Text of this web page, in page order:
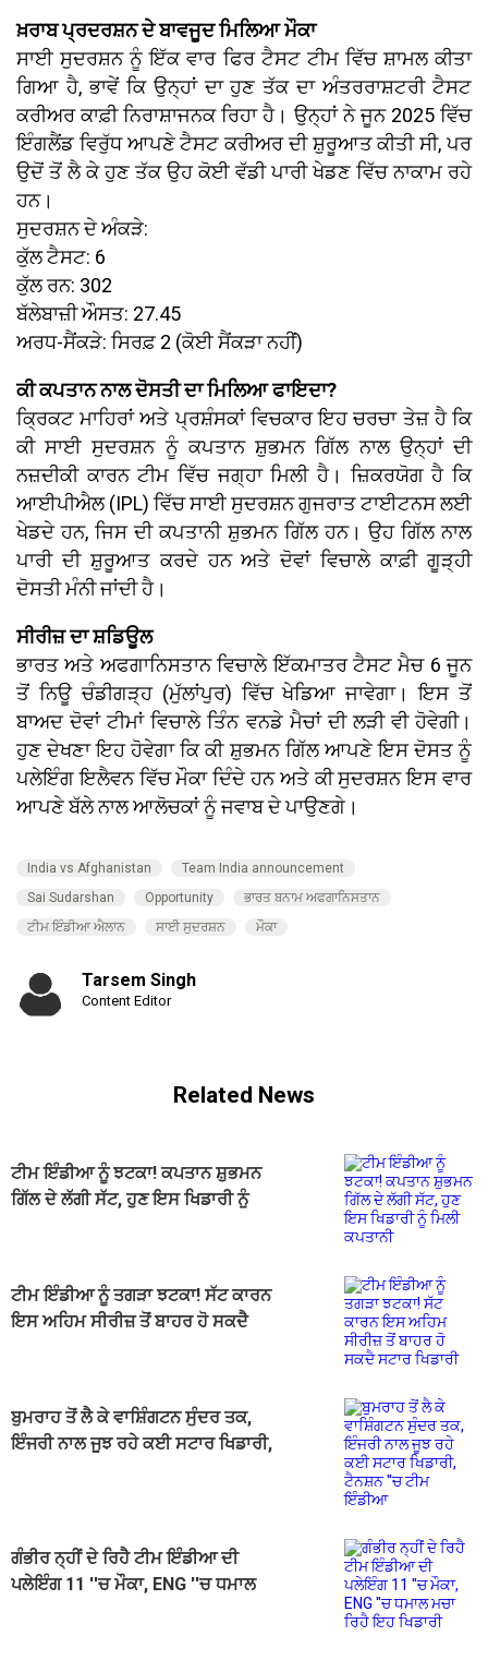
ਖ਼ਰਾਬ ਪ੍ਰਦਰਸ਼ਨ ਦੇ ਬਾਵਜੂਦ ਮਿਲਿਆ ਮੌਕਾ
ਸਾਈ ਸੁਦਰਸ਼ਨ ਨੂੰ ਇੱਕ ਵਾਰ ਫਿਰ ਟੈਸਟ ਟੀਮ ਵਿੱਚ ਸ਼ਾਮਲ ਕੀਤਾ
ਗਿਆ ਹੈ, ਭਾਵੇਂ ਕਿ ਉਨ੍ਹਾਂ ਦਾ ਹੁਣ ਤੱਕ ਦਾ ਅੰਤਰਰਾਸ਼ਟਰੀ ਟੈਸਟ
ਕਰੀਅਰ ਕਾਫ਼ੀ ਨਿਰਾਸ਼ਾਜਨਕ ਰਿਹਾ ਹੈ। ਉਨ੍ਹਾਂ ਨੇ ਜੂਨ 2025 ਵਿੱਚ
ਇੰਗਲੈਂਡ ਵਿਰੁੱਧ ਆਪਣੇ ਟੈਸਟ ਕਰੀਅਰ ਦੀ ਸ਼ੁਰੂਆਤ ਕੀਤੀ ਸੀ, ਪਰ
ਉਦੋਂ ਤੋਂ ਲੈ ਕੇ ਹੁਣ ਤੱਕ ਉਹ ਕੋਈ ਵੱਡੀ ਪਾਰੀ ਖੇਡਣ ਵਿੱਚ ਨਾਕਾਮ ਰਹੇ
ਹਨ।
ਸੁਦਰਸ਼ਨ ਦੇ ਅੰਕੜੇ:
ਕੁੱਲ ਟੈਸਟ: 6
ਕੁੱਲ ਰਨ: 302
ਬੱਲੇਬਾਜ਼ੀ ਔਸਤ: 27.45
ਅਰਧ-ਸੈਂਕੜੇ: ਸਿਰਫ਼ 2 (ਕੋਈ ਸੈਂਕੜਾ ਨਹੀਂ)
ਕੀ ਕਪਤਾਨ ਨਾਲ ਦੋਸਤੀ ਦਾ ਮਿਲਿਆ ਫਾਇਦਾ?
ਕ੍ਰਿਕਟ ਮਾਹਿਰਾਂ ਅਤੇ ਪ੍ਰਸ਼ੰਸਕਾਂ ਵਿਚਕਾਰ ਇਹ ਚਰਚਾ ਤੇਜ਼ ਹੈ ਕਿ
ਕੀ ਸਾਈ ਸੁਦਰਸ਼ਨ ਨੂੰ ਕਪਤਾਨ ਸ਼ੁਭਮਨ ਗਿੱਲ ਨਾਲ ਉਨ੍ਹਾਂ ਦੀ
ਨਜ਼ਦੀਕੀ ਕਾਰਨ ਟੀਮ ਵਿੱਚ ਜਗ੍ਹਾ ਮਿਲੀ ਹੈ। ਜ਼ਿਕਰਯੋਗ ਹੈ ਕਿ
ਆਈਪੀਐਲ (IPL) ਵਿੱਚ ਸਾਈ ਸੁਦਰਸ਼ਨ ਗੁਜਰਾਤ ਟਾਈਟਨਸ ਲਈ
ਖੇਡਦੇ ਹਨ, ਜਿਸ ਦੀ ਕਪਤਾਨੀ ਸ਼ੁਭਮਨ ਗਿੱਲ ਹਨ। ਉਹ ਗਿੱਲ ਨਾਲ
ਪਾਰੀ ਦੀ ਸ਼ੁਰੂਆਤ ਕਰਦੇ ਹਨ ਅਤੇ ਦੋਵਾਂ ਵਿਚਾਲੇ ਕਾਫ਼ੀ ਗੂੜ੍ਹੀ
ਦੋਸਤੀ ਮੰਨੀ ਜਾਂਦੀ ਹੈ।
ਸੀਰੀਜ਼ ਦਾ ਸ਼ਡਿਊਲ
ਭਾਰਤ ਅਤੇ ਅਫਗਾਨਿਸਤਾਨ ਵਿਚਾਲੇ ਇੱਕਮਾਤਰ ਟੈਸਟ ਮੈਚ 6 ਜੂਨ
ਤੋਂ ਨਿਊ ਚੰਡੀਗੜ੍ਹ (ਮੁੱਲਾਂਪੁਰ) ਵਿੱਚ ਖੇਡਿਆ ਜਾਵੇਗਾ। ਇਸ ਤੋਂ
ਬਾਅਦ ਦੋਵਾਂ ਟੀਮਾਂ ਵਿਚਾਲੇ ਤਿੰਨ ਵਨਡੇ ਮੈਚਾਂ ਦੀ ਲੜੀ ਵੀ ਹੋਵੇਗੀ।
ਹੁਣ ਦੇਖਣਾ ਇਹ ਹੋਵੇਗਾ ਕਿ ਕੀ ਸ਼ੁਭਮਨ ਗਿੱਲ ਆਪਣੇ ਇਸ ਦੋਸਤ ਨੂੰ
ਪਲੇਇੰਗ ਇਲੈਵਨ ਵਿੱਚ ਮੌਕਾ ਦਿੰਦੇ ਹਨ ਅਤੇ ਕੀ ਸੁਦਰਸ਼ਨ ਇਸ ਵਾਰ
ਆਪਣੇ ਬੱਲੇ ਨਾਲ ਆਲੋਚਕਾਂ ਨੂੰ ਜਵਾਬ ਦੇ ਪਾਉਣਗੇ।
India vs Afghanistan
Team India announcement
Sai Sudarshan
Opportunity
ਭਾਰਤ ਬਨਾਮ ਅਫਗਾਨਿਸਤਾਨ
ਟੀਮ ਇੰਡੀਆ ਐਲਾਨ
ਸਾਈ ਸੁਦਰਸ਼ਨ ਮੌਕਾ
Tarsem Singh
Content Editor
Related News
ਟੀਮ ਇੰਡੀਆ ਨੂੰ ਝਟਕਾ! ਕਪਤਾਨ ਸ਼ੁਭਮਨ
ਗਿੱਲ ਦੇ ਲੱਗੀ ਸੱਟ, ਹੁਣ ਇਸ ਖਿਡਾਰੀ ਨੂੰ
ਟੀਮ ਇੰਡੀਆ ਨੂੰ ਤਗੜਾ ਝਟਕਾ! ਸੱਟ ਕਾਰਨ
ਇਸ ਅਹਿਮ ਸੀਰੀਜ਼ ਤੋਂ ਬਾਹਰ ਹੋ ਸਕਦੈ
ਬੁਮਰਾਹ ਤੋਂ ਲੈ ਕੇ ਵਾਸ਼ਿੰਗਟਨ ਸੁੰਦਰ ਤਕ,
ਇੰਜਰੀ ਨਾਲ ਜੂਝ ਰਹੇ ਕਈ ਸਟਾਰ ਖਿਡਾਰੀ,
ਗੰਭੀਰ ਨ੍ਹੀਂ ਦੇ ਰਿਹੈ ਟੀਮ ਇੰਡੀਆ ਦੀ
ਪਲੇਇੰਗ 11 ''ਚ ਮੌਕਾ, ENG ''ਚ ਧਮਾਲ